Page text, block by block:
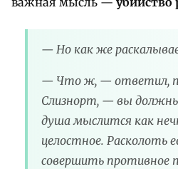
— Но как же
— Что ж, — ответил,
Слизнорт, — вы
душа мыслится как
целостное. Расколоть
совершить противное